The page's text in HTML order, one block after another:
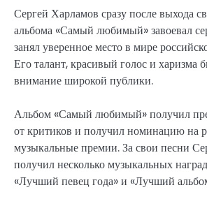
Сергей Харламов сразу после выхода
альбома «Самый любимый» завоевал
занял уверенное место в мире
Его талант, красивый голос и харизма
внимание широкой публики.
Альбом «Самый любимый» получил
от критиков и получил номинацию на
музыкальные премии. За свои песни
получил несколько музыкальных
«Лучший певец года» и «Лучший